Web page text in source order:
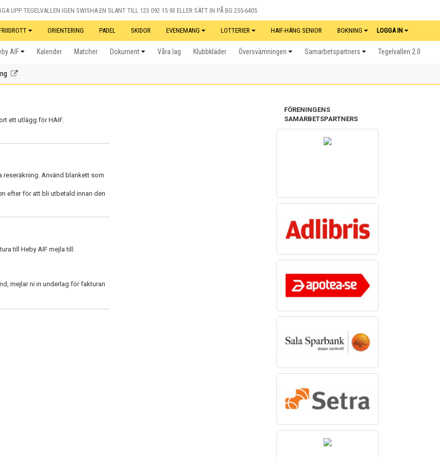
UPP TEGELVALLEN IGEN SWISHA EN SLANT TILL 123 092 15 93 ELLER SÄTT IN PÅ BG 255-6405
ORIENTERING PADEL SKIDOR EVENEMANG LOTTERIER HAIF-HÄNG SENIOR BOKNING LOGGA IN
AIF Kalender Matcher Dokument Våra lag Klubbkläder Översvämningen Samarbetspartners Tegelvallen 2.0
ett utlägg för HAIF.
reseräkning. Använd blankett som
efter för att bli utbetald innan den
till Heby AIF mejla till:
mejlar ni in underlag för fakturan
FÖRENINGENS
SAMARBETSPARTNERS